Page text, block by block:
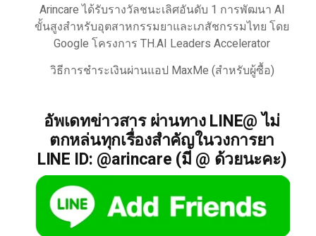
Arincare ได้รับรางวัลชนะเลิศอันดับ 1 การพัฒนา AI
ขั้นสูงสำหรับอุตสาหกรรมยาและเภสัชกรรมไทย โดย
Google โครงการ TH.AI Leaders Accelerator
วิธีการชำระเงินผ่านแอป MaxMe (สำหรับผู้ซื้อ)
อัพเดทข่าวสาร ผ่านทาง LINE@ ไม่
ตกหล่นทุกเรื่องสำคัญในวงการยา
LINE ID: @arincare (มี @ ด้วยนะคะ)